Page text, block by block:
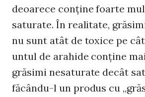
deoarece conţine foarte
saturate. În realitate,
nu sunt atât de toxice pe
untul de arahide conţine
grăsimi nesaturate decât
făcându-l un produs cu